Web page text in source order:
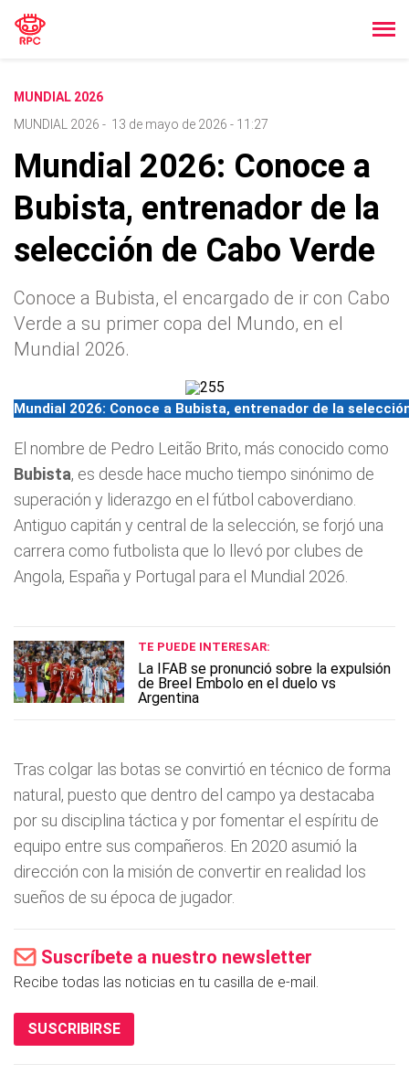
MUNDIAL 2026
MUNDIAL 2026 - 13 de mayo de 2026 - 11:27
Mundial 2026: Conoce a
Bubista, entrenador de la
selección de Cabo Verde
Conoce a Bubista, el encargado de ir con Cabo
Verde a su primer copa del Mundo, en el
Mundial 2026.
Mundial 2026: Conoce a Bubista, entrenador de la
El nombre de Pedro Leitão Brito, más conocido como
Bubista, es desde hace mucho tiempo sinónimo de
superación y liderazgo en el fútbol caboverdiano.
Antiguo capitán y central de la selección, se forjó una
carrera como futbolista que lo llevó por clubes de
Angola, España y Portugal para el Mundial 2026.
TE PUEDE INTERESAR:
La IFAB se pronunció sobre la expulsión
de Breel Embolo en el duelo vs
Argentina
Tras colgar las botas se convirtió en técnico de forma
natural, puesto que dentro del campo ya destacaba
por su disciplina táctica y por fomentar el espíritu de
equipo entre sus compañeros. En 2020 asumió la
dirección con la misión de convertir en realidad los
sueños de su época de jugador.
Suscríbete a nuestro newsletter
Recibe todas las noticias en tu casilla de e-mail.
SUSCRIBIRSE